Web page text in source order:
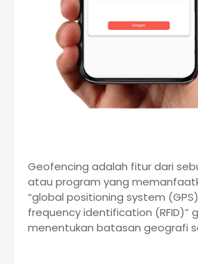
Geofencing adalah fitur dari
atau program yang
“global positioning system
frequency identification (RFID)”
menentukan batasan geografi